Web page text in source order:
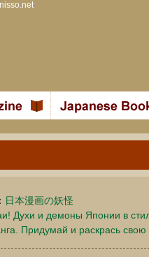
日本漫画の妖怪
Духи и демоны Японии в
Придумай и раскрась